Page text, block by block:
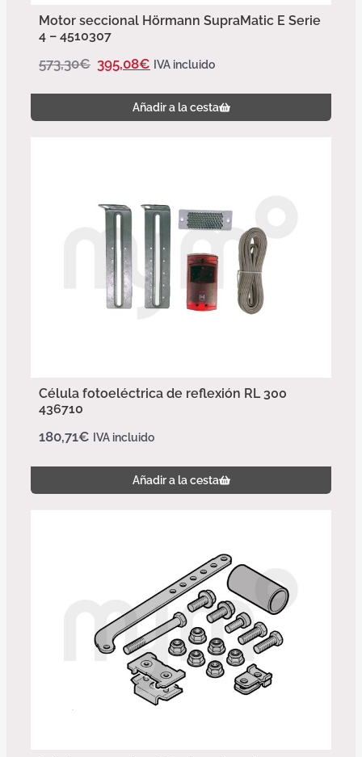
Motor seccional Hörmann SupraMatic E Serie
4 – 4510307
573,30€ 395,08€ IVA incluido
Añadir a la cesta
Célula fotoeléctrica de reflexión RL 300
436710
180,71€ IVA incluido
Añadir a la cesta